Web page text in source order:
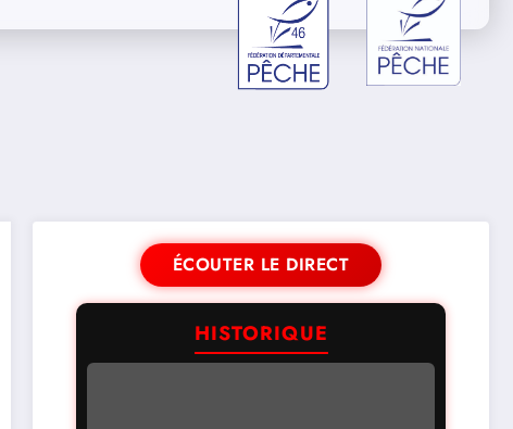
ÉCOUTER LE DIRECT
HISTORIQUE